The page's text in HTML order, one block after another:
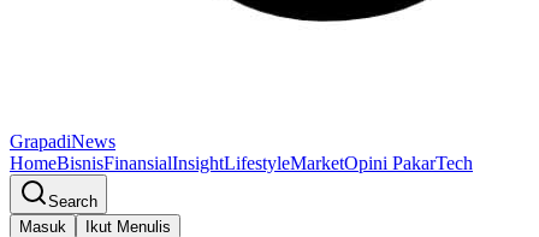
GrapadiNews
HomeBisnisFinansialInsightLifestyleMarketOpini PakarTech
Search
Masuk
Ikut Menulis